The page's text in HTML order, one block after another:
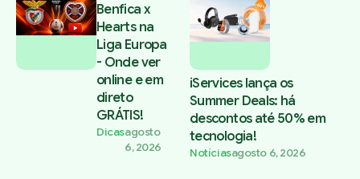
Benfica x
Hearts na
Liga Europa
- Onde ver
online e em
direto
GRÁTIS!
Dicasagosto
6, 2026
iServices lança os
Summer Deals: há
descontos até 50% em
tecnologia!
Notíciasagosto 6, 2026